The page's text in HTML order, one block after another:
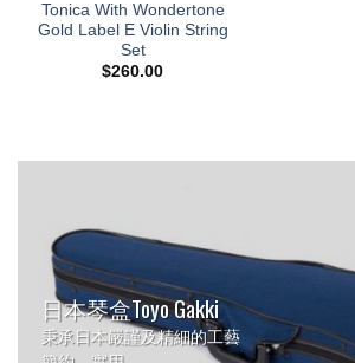
Tonica With Wondertone
Gold Label E Violin String
Set
$260.00
日本琴盒Toyo Gakki
秉承日本嚴謹及精細的工藝